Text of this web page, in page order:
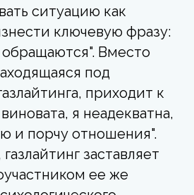
ситуацию как
ключевую фразу:
Вместо
под
приходит к
я неадекватна,
и порчу отношения".
заставляет
ее же